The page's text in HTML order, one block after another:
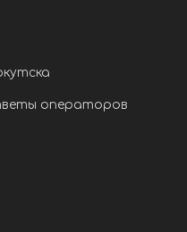
операторов